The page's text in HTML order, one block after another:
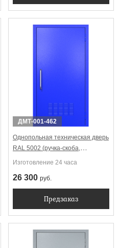
ДМТ-001-462
Однопольная техническая дверь
RAL 5002 (ручка-скоба,
вентиляция)
Изготовление 24 часа
26 300 руб.
Предзаказ